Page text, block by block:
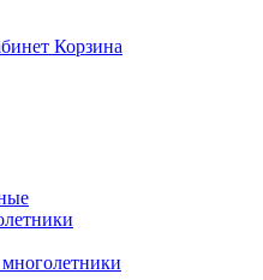
Корзина